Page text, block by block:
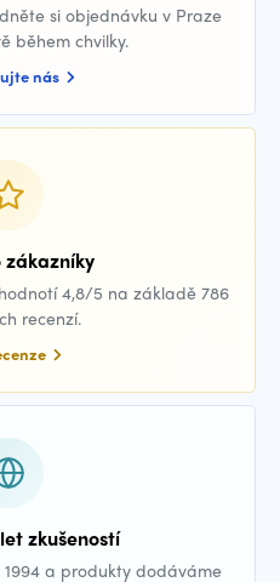
si objednávku v Praze
během chvilky.
nás
4,8/5 na základě 786
recenzí.
zkušeností
a produkty dodáváme